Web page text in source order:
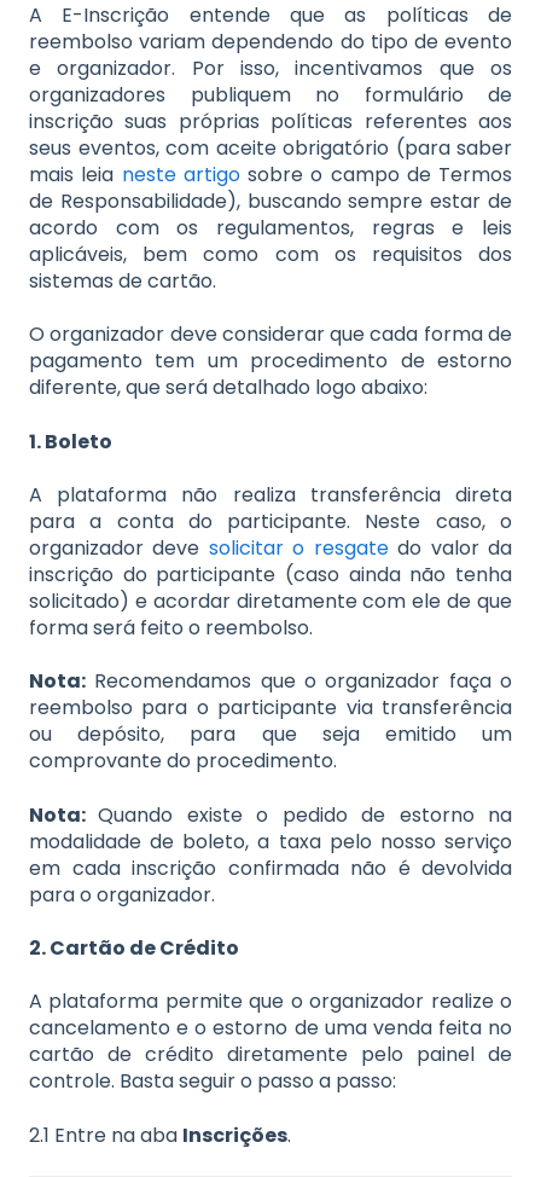
A E-Inscrição entende que as políticas de
reembolso variam dependendo do tipo de evento
e organizador. Por isso, incentivamos que os
organizadores publiquem no formulário de
inscrição suas próprias políticas referentes aos
seus eventos, com aceite obrigatório (para saber
mais leia neste artigosobre o campo de Termos
de Responsabilidade), buscando sempre estar de
acordo com os regulamentos, regras e leis
aplicáveis, bem como com os requisitos dos
sistemas de cartão.
O organizador deve considerar que cada forma de
pagamento tem um procedimento de estorno
diferente, que será detalhado logo abaixo:
1. Boleto
A plataforma não realiza transferência direta
para a conta do participante. Neste caso, o
organizador deve solicitar o resgatedo valor da
inscrição do participante (caso ainda não tenha
solicitado) e acordar diretamente com ele de que
forma será feito o reembolso.
Nota: Recomendamos que o organizador faça o
reembolso para o participante via transferência
ou depósito, para que seja emitido um
comprovante do procedimento.
Nota:Quando existe o pedido de estorno na
modalidade de boleto, a taxa pelo nosso serviço
em cada inscrição confirmada não é devolvida
para o organizador.
2. Cartão de Crédito
A plataforma permite que o organizador realize o
cancelamento e o estorno de uma venda feita no
cartão de crédito diretamente pelo painel de
controle. Basta seguir o passo a passo:
2.1 Entre na aba Inscrições.